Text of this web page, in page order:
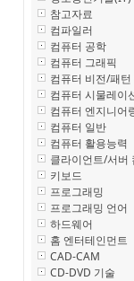
참고자료
컴파일러
컴퓨터 공학
컴퓨터 그래픽
컴퓨터 비전/패턴
컴퓨터 시물레이
컴퓨터 엔지니어
컴퓨터 일반
컴퓨터 활용능력
클라이언트/서버
키보드
프로그래밍
프로그래밍 언어
하드웨어
홈 엔터테인먼트
CAD-CAM
CD-DVD 기술